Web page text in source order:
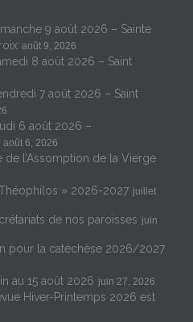
9 août 2026 – Sainte
août 9, 2026
8 août 2026 – Saint
7 août 2026 – Saint
6 août 2026 –
août 6, 2026
de l’Assomption de la Vierge
» 2026-2027 juillet
de nos paroisses juin
pour la catéchèse 2026/2027
au 15 août 2026 juin 27, 2026
Hiver-Printemps 2026 est